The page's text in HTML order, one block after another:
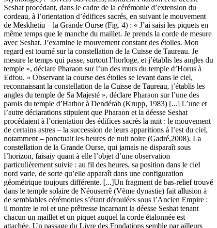
Seshat procédant, dans le cadre de la cérémonie d’extension du
cordeau, à l’orientation d’édifices sacrés, en suivant le mouvement
de Meskhetiu – la Grande Ourse (Fig. 4) : « J’ai saisi les piquets en
même temps que le manche du maillet. Je prends la corde de mesure
avec Seshat. J’examine le mouvement constant des étoiles. Mon
regard est tourné sur la constellation de la Cuisse de Taureau. Je
mesure le temps qui passe, surtout l’horloge, et j’établis les angles du
temple », déclare Pharaon sur l’un des murs du temple d’Horus à
Edfou. « Observant la course des étoiles se levant dans le ciel,
reconnaissant la constellation de la Cuisse de Taureau, j’établis les
angles du temple de Sa Majesté », déclare Pharaon sur l’une des
parois du temple d’Hathor à Dendérah (Krupp, 1983) [...] L’une et
l’autre déclarations stipulent que Pharaon et la déesse Seshat
procédaient à l’orientation des édifices sacrés la nuit : le mouvement
de certains astres – la succession de leurs apparitions à l’est du ciel,
notamment – ponctuait les heures de nuit noire (Gadré,2008). La
constellation de la Grande Ourse, qui jamais ne disparaît sous
l’horizon, faisaiy quant à elle l’objet d’une observation
particulièrement suivie : au fil des heures, sa position dans le ciel
nord varie, de sorte qu’elle apparaît dans une configuration
géométrique toujours différente. [...]Un fragment de bas-relief trouvé
dans le temple solaire de Néouserrê (Vème dynastie) fait allusion à
de semblables cérémonies s’étant déroulées sous l’Ancien Empire :
il montre le roi et une prêtresse incarnant la déesse Seshat tenant
chacun un maillet et un piquet auquel la corde étalonnée est
attachée. Un passage du Livre des Fondations semble par ailleurs